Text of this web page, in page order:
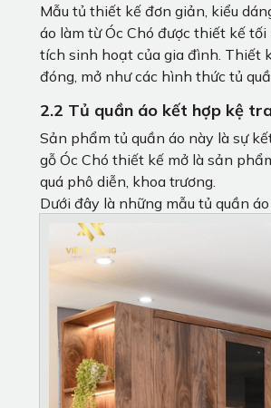
Mẫu tủ thiết kế đơn giản, kiểu
áo làm từ Óc Chó được thiết kế
tích sinh hoạt của gia đình. Thiết
đóng, mở như các hình thức tủ
2.2 Tủ quần áo kết hợp kệ
Sản phẩm tủ quần áo này là sự
gỗ Óc Chó thiết kế mở là sản
quá phô diễn, khoa trương.
Dưới đây là những mẫu tủ quần